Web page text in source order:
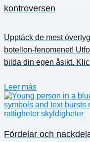
kontroversen
Upptäck de mest
botellon-fenomenet!
bilda din egen åsikt.
Leer más
Fördelar och